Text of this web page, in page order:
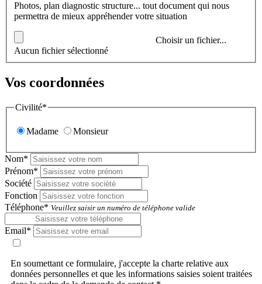
Photos, plan diagnostic structure... tout document qui nous
permettra de mieux appréhender votre situation
Choisir un fichier...
Aucun fichier sélectionné
Vos coordonnées
Civilité*
Madame Monsieur
Nom*
Prénom*
Société
Fonction
Téléphone* Veuillez saisir un numéro de téléphone valide
Email*
En soumettant ce formulaire, j'accepte la charte relative aux
données personnelles et que les informations saisies soient traitées